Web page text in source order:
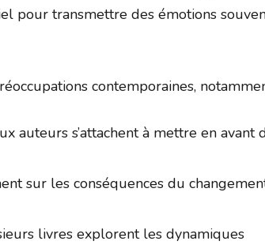
pour transmettre des émotions
contemporaines,
auteurs s’attachent à mettre en avant
sur les conséquences du
livres explorent les dynamiques